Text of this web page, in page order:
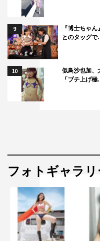
9
『博士ちゃ
とのタッグ
10
似鳥沙也加
「ブチ上げ
フォトギャラリ